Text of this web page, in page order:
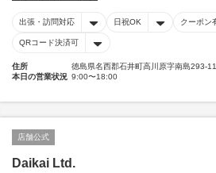
出張・訪問対応 日祝OK クーポン
QRコード決済可
住所
徳島県名西郡石井町高川原字南島293-11
本日の営業状況 9:00〜18:00
店舗公式
Daikai Ltd.